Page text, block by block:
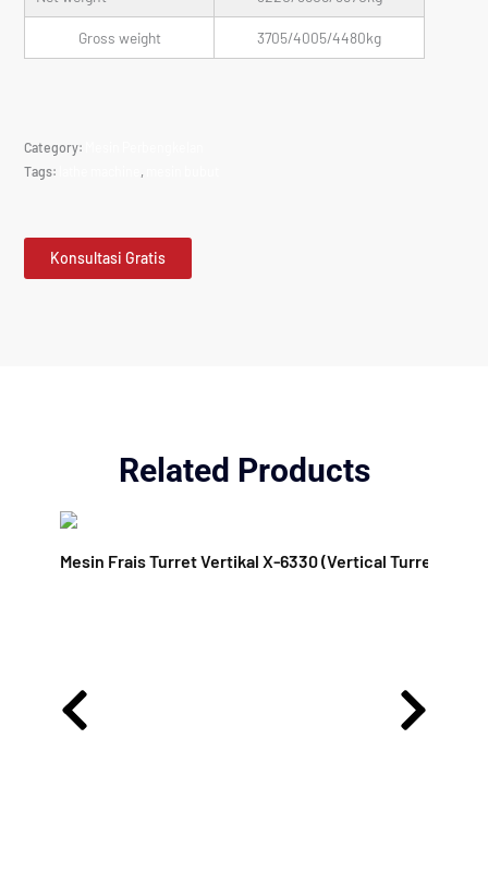
Gross weight 3705/4005/4480kg
Category:
Tags:
Konsultasi Gratis
Related Products
Mesin Frais Turret Vertikal X-6330 (Vertical Turret